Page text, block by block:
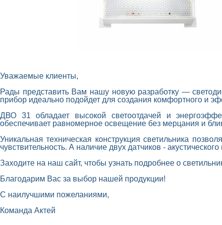
Уважаемые клиенты,
Рады представить Вам нашу новую разработку —
прибор идеально подойдет для создания комфортного и
ДВО 31 обладает высокой светоотдачей и
обеспечивает равномерное освещение без мерцания и
Уникальная техническая конструкция светильника
чувствительность. А наличие двух датчиков -
Заходите на наш сайт, чтобы узнать подробнее о
Благодарим Вас за выбор нашей продукции!
С наилучшими пожеланиями,
Команда Актей